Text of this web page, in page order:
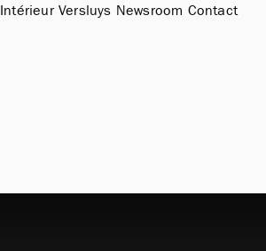
Intérieur Versluys Newsroom Contact